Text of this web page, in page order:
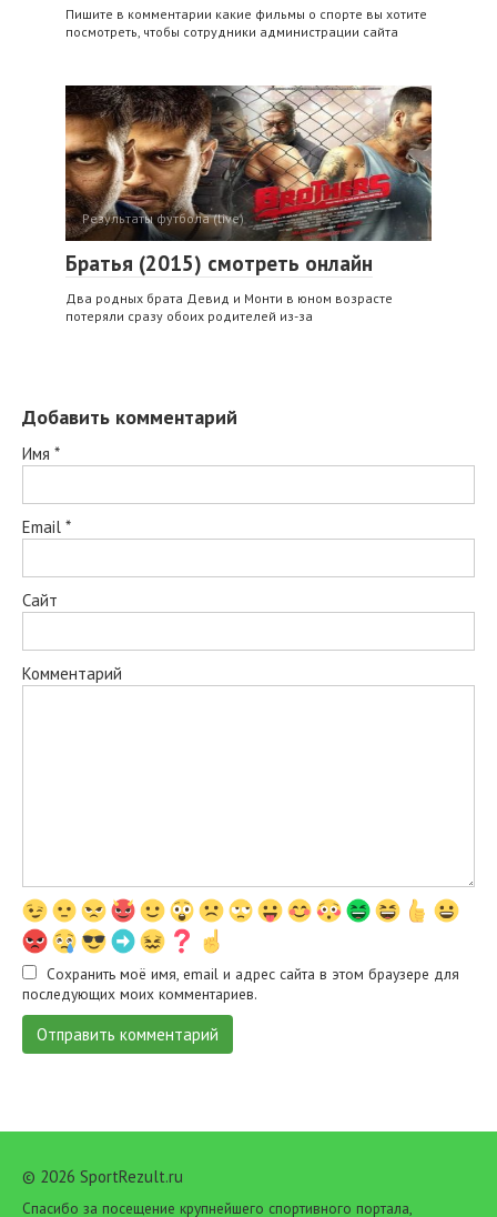
Пишите в комментарии какие фильмы о спорте вы хотите
посмотреть, чтобы сотрудники администрации сайта
Результаты футбола (live)
Братья (2015) смотреть онлайн
Два родных брата Девид и Монти в юном возрасте
потеряли сразу обоих родителей из-за
Добавить комментарий
Имя *
Email *
Сайт
Комментарий
Сохранить моё имя, email и адрес сайта в этом браузере для
последующих моих комментариев.
© 2026 SportRezult.ru
Спасибо за посещение крупнейшего спортивного портала,